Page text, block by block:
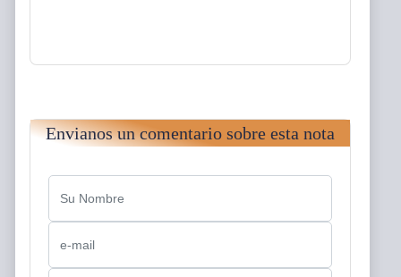
Envianos un comentario sobre esta nota